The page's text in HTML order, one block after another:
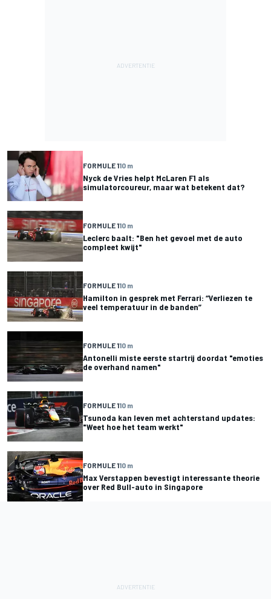
FORMULE 110 m
Nyck de Vries helpt McLaren F1 als
simulatorcoureur, maar wat betekent dat?
FORMULE 110 m
Leclerc baalt: "Ben het gevoel met de auto
compleet kwijt"
FORMULE 110 m
Hamilton in gesprek met Ferrari: “Verliezen te
veel temperatuur in de banden”
FORMULE 110 m
Antonelli miste eerste startrij doordat "emoties
de overhand namen"
FORMULE 110 m
Tsunoda kan leven met achterstand updates:
"Weet hoe het team werkt"
FORMULE 110 m
Max Verstappen bevestigt interessante theorie
over Red Bull-auto in Singapore